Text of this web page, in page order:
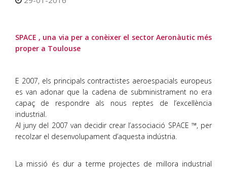
SPACE , una via per a conèixer el sector Aeronàutic més
proper a Toulouse
E 2007, els principals contractistes aeroespacials europeus
es van adonar que la cadena de subministrament no era
capaç de respondre als nous reptes de l’excel·lència
industrial.
Al juny del 2007 van decidir crear l’associació SPACE ™, per
recolzar el desenvolupament d’aquesta indústria.
La missió és dur a terme projectes de millora industrial